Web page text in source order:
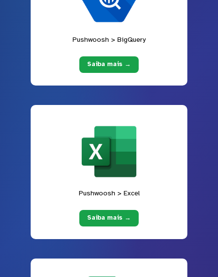
Pushwoosh > BigQuery
Saiba mais →
Pushwoosh > Excel
Saiba mais →